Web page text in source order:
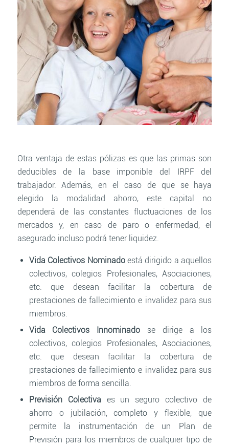
Otra ventaja de estas pólizas es que las primas son
deducibles de la base imponible del IRPF del
trabajador. Además, en el caso de que se haya
elegido la modalidad ahorro, este capital no
dependerá de las constantes fluctuaciones de los
mercados y, en caso de paro o enfermedad, el
asegurado incluso podrá tener liquidez.
Vida Colectivos Nominadoestá dirigido a aquellos
colectivos, colegios Profesionales, Asociaciones,
etc. que desean facilitar la cobertura de
prestaciones de fallecimiento e invalidez para sus
miembros.
Vida Colectivos Innominado se dirige a los
colectivos, colegios Profesionales, Asociaciones,
etc. que desean facilitar la cobertura de
prestaciones de fallecimiento e invalidez para sus
miembros de forma sencilla.
Previsión Colectivaes un seguro colectivo de
ahorro o jubilación, completo y flexible, que
permite la instrumentación de un Plan de
Previsión para los miembros de cualquier tipo de